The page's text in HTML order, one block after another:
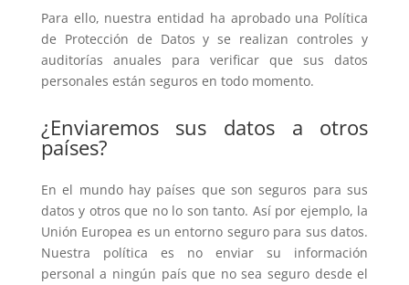
Para ello, nuestra entidad ha aprobado una Política
de Protección de Datos y se realizan controles y
auditorías anuales para verificar que sus datos
personales están seguros en todo momento.
¿Enviaremos sus datos a otros
países?
En el mundo hay países que son seguros para sus
datos y otros que no lo son tanto. Así por ejemplo, la
Unión Europea es un entorno seguro para sus datos.
Nuestra política es no enviar su información
personal a ningún país que no sea seguro desde el